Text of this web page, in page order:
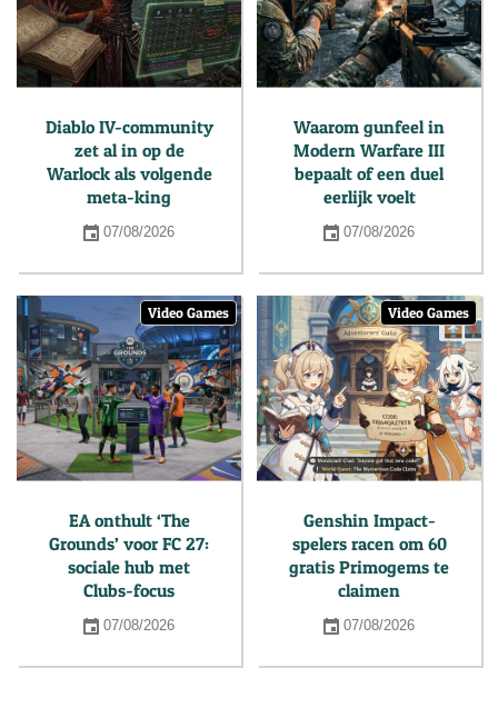
Diablo IV-community
zet al in op de
Warlock als volgende
meta-king
07/08/2026
Waarom gunfeel in
Modern Warfare III
bepaalt of een duel
eerlijk voelt
07/08/2026
Video Games
EA onthult ‘The
Grounds’ voor FC 27:
sociale hub met
Clubs-focus
07/08/2026
Video Games
Genshin Impact-
spelers racen om 60
gratis Primogems te
claimen
07/08/2026